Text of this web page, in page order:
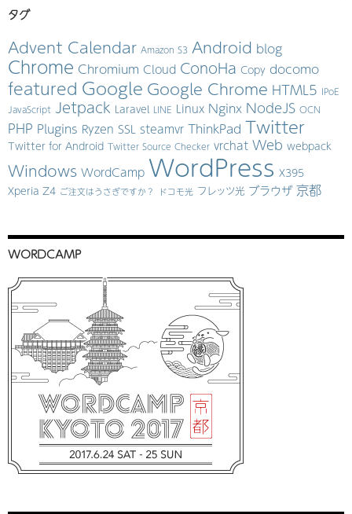
タグ
Advent Calendar Amazon S3 Android blog
Chrome Chromium Cloud ConoHa Copy docomo
featured Google Google Chrome HTML5 IPoE
JavaScript Jetpack Laravel LINE Linux Nginx NodeJS OCN
PHP Plugins Ryzen SSL steamvr ThinkPad Twitter
Twitter for Android Twitter Source Checker vrchat Web webpack
Windows WordCamp WordPress X395
Xperia Z4 ご注文はうさぎですか？ ドコモ光 フレッツ光 ブラウザ 京都
WORDCAMP